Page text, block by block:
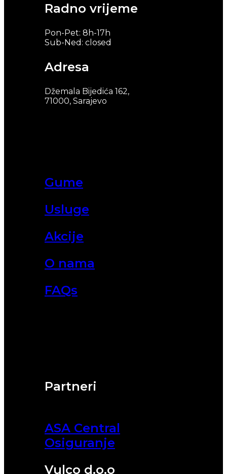
Partneri
ASA Central
Osiguranje
Vulco d.o.o
Gume
Usluge
Akcije
O nama
FAQs
Radno vrijeme
Pon-Pet: 8h-17h
Sub-Ned: closed
Adresa
Džemala Bijedića 162,
71000, Sarajevo